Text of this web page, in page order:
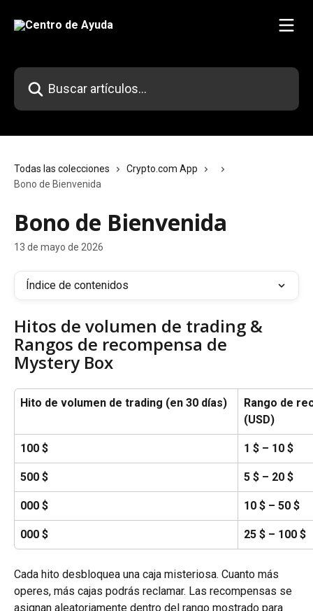
Buscar artículos...
Todas las colecciones
Crypto.com App
Bono de Bienvenida
Bono de Bienvenida
13 de mayo de 2026
Índice de contenidos
Hitos de volumen de trading &
Rangos de recompensa de
Mystery Box
Hito de volumen de trading (en 30 días)
Rango de
(USD)
100 $ 1 $ – 10 $
500 $ 5 $ – 20 $
000 $ 10 $ – 50 $
000 $ 25 $ – 100 $
Cada hito desbloquea una caja misteriosa. Cuanto más
operes, más cajas podrás reclamar. Las recompensas se
asignan aleatoriamente dentro del rango mostrado para